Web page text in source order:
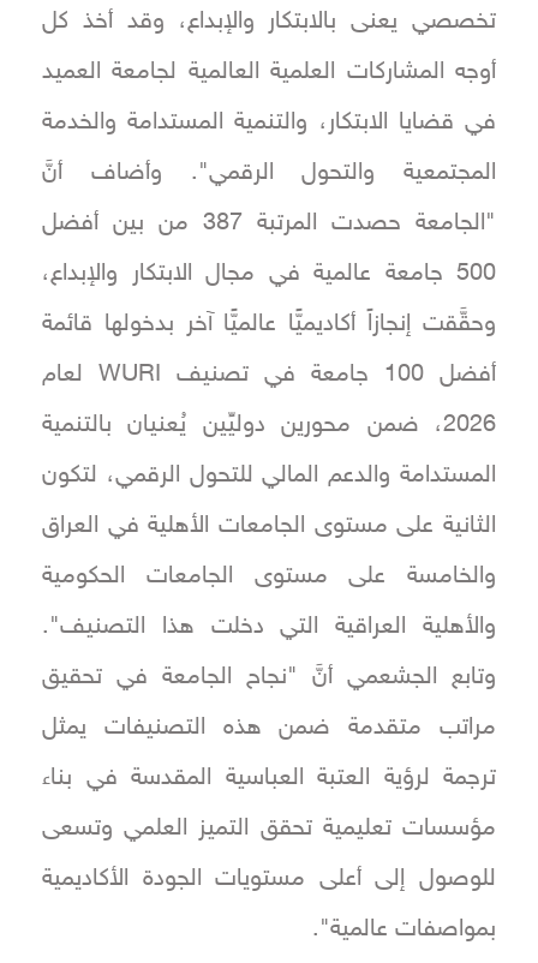
تخصصي يعنى بالابتكار والإبداع، وقد أخذ كل
أوجه المشاركات العلمية العالمية لجامعة العميد
في قضايا الابتكار، والتنمية المستدامة والخدمة
المجتمعية والتحول الرقمي". وأضاف أنَّ
"الجامعة حصدت المرتبة 387 من بين أفضل
500 جامعة عالمية في مجال الابتكار والإبداع،
وحقَّقت إنجازاً أكاديميًّا عالميًّا آخر بدخولها قائمة
أفضل 100 جامعة في تصنيف WURI لعام
2026، ضمن محورين دوليِّين يُعنيان بالتنمية
المستدامة والدعم المالي للتحول الرقمي، لتكون
الثانية على مستوى الجامعات الأهلية في العراق
والخامسة على مستوى الجامعات الحكومية
والأهلية العراقية التي دخلت هذا التصنيف".
وتابع الجشعمي أنَّ "نجاح الجامعة في تحقيق
مراتب متقدمة ضمن هذه التصنيفات يمثل
ترجمة لرؤية العتبة العباسية المقدسة في بناء
مؤسسات تعليمية تحقق التميز العلمي وتسعى
للوصول إلى أعلى مستويات الجودة الأكاديمية
بمواصفات عالمية".